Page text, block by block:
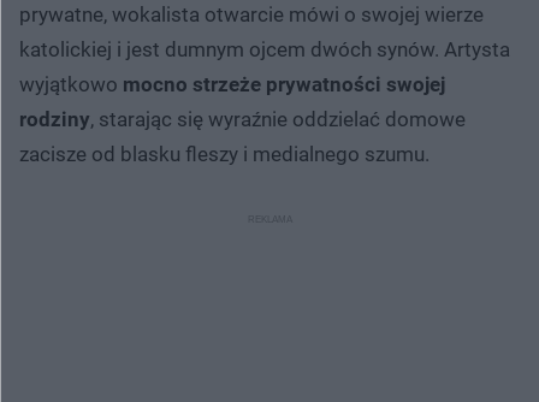
prywatne, wokalista otwarcie mówi o swojej wierze
katolickiej i jest dumnym ojcem dwóch synów. Artysta
wyjątkowo mocno strzeże prywatności swojej
rodziny, starając się wyraźnie oddzielać domowe
zacisze od blasku fleszy i medialnego szumu.